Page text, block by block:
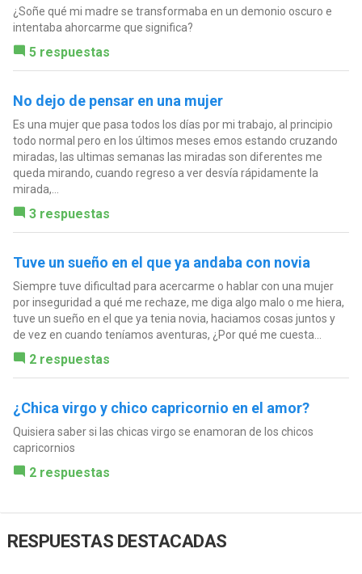
¿Soñe qué mi madre se transformaba en un demonio oscuro e
intentaba ahorcarme que significa?
5 respuestas
No dejo de pensar en una mujer
Es una mujer que pasa todos los días por mi trabajo, al principio
todo normal pero en los últimos meses emos estando cruzando
miradas, las ultimas semanas las miradas son diferentes me
queda mirando, cuando regreso a ver desvía rápidamente la
mirada,...
3 respuestas
Tuve un sueño en el que ya andaba con novia
Siempre tuve dificultad para acercarme o hablar con una mujer
por inseguridad a qué me rechaze, me diga algo malo o me hiera,
tuve un sueño en el que ya tenia novia, haciamos cosas juntos y
de vez en cuando teníamos aventuras, ¿Por qué me cuesta...
2 respuestas
¿Chica virgo y chico capricornio en el amor?
Quisiera saber si las chicas virgo se enamoran de los chicos
capricornios
2 respuestas
RESPUESTAS DESTACADAS